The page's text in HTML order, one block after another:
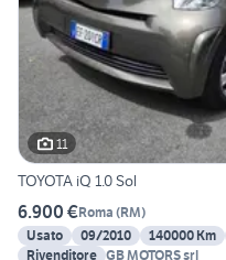
11
TOYOTA iQ 1.0 Sol
6.900 €Roma (RM)
Usato
09/2010 140000 Km
Rivenditore GB MOTORS srl